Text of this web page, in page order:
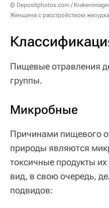
© Depositphotos.com /
Женщина с расстройством желудка
Пищевые отравления
группы.
Микробные
Причинами пищевого
природы являются
токсичные продукты
вид, в свою очередь,
подвидов: